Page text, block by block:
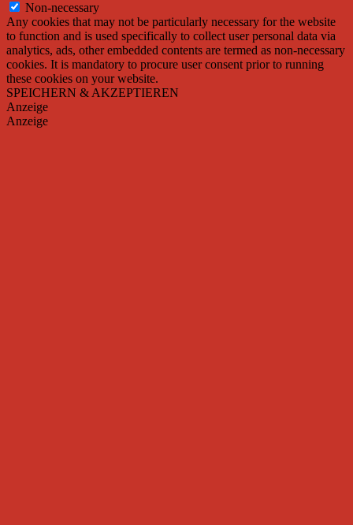
Non-necessary
Any cookies that may not be particularly necessary for the website
to function and is used specifically to collect user personal data via
analytics, ads, other embedded contents are termed as non-necessary
cookies. It is mandatory to procure user consent prior to running
these cookies on your website.
SPEICHERN & AKZEPTIEREN
Anzeige
Anzeige